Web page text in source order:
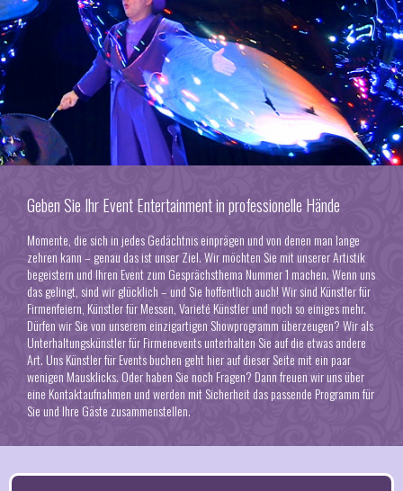
Geben Sie Ihr Event Entertainment in professionelle Hände
Momente, die sich in jedes Gedächtnis einprägen und von denen man lange
zehren kann – genau das ist unser Ziel. Wir möchten Sie mit unserer Artistik
begeistern und Ihren Event zum Gesprächsthema Nummer 1 machen. Wenn uns
das gelingt, sind wir glücklich – und Sie hoffentlich auch! Wir sind Künstler für
Firmenfeiern, Künstler für Messen, Varieté Künstler und noch so einiges mehr.
Dürfen wir Sie von unserem einzigartigen Showprogramm überzeugen? Wir als
Unterhaltungskünstler für Firmenevents unterhalten Sie auf die etwas andere
Art. UnsKünstler für Events buchen geht hier auf dieser Seitemit ein paar
wenigen Mausklicks. Oder haben Sie noch Fragen? Dann freuen wir uns über
eine Kontaktaufnahmen und werden mit Sicherheit das passende Programm für
Sie und Ihre Gäste zusammenstellen.